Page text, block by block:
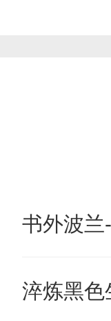
书外波兰
淬炼黑色